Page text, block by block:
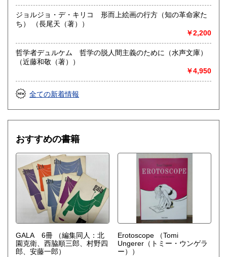
ジョルジョ・デ・キリコ 形而上絵画の行方（知の革命家た
ち） （長尾天（著））
￥2,200
哲学者デュルケム 哲学の脱人間主義のために（水声文庫）
（近藤和敬（著））
￥4,950
全ての新着情報
おすすめの書籍
GALA 6冊
（編集同人：北
園克衛、西脇順三郎、村野四
郎、安藤一郎）
Erotoscope
（Tomi
Ungerer（トミー・ウンゲラ
ー））